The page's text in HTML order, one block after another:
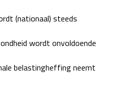
(nationaal) steeds
wordt onvoldoende
belastingheffing neemt